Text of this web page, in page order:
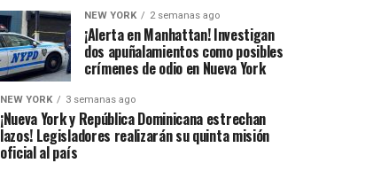
NEW YORK 2 semanas ago
¡Alerta en Manhattan! Investigan
dos apuñalamientos como posibles
crímenes de odio en Nueva York
NEW YORK 3 semanas ago
¡Nueva York y República Dominicana estrechan
lazos! Legisladores realizarán su quinta misión
oficial al país